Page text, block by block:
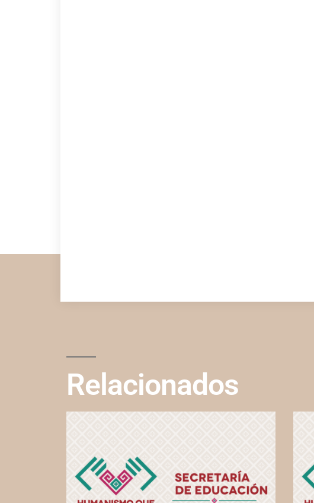
Relacionados